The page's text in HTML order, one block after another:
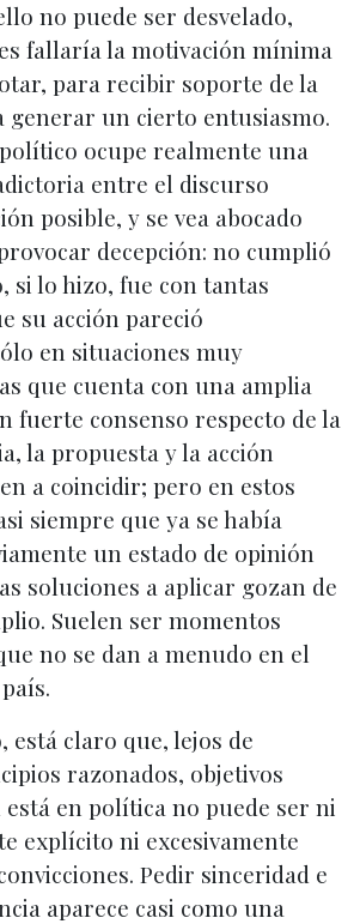
no puede ser desvelado,
fallaría la motivación mínima
para recibir soporte de la
generar un cierto entusiasmo.
ocupe realmente una
entre el discurso
posible, y se vea abocado
decepción: no cumplió
si lo hizo, fue con tantas
su acción pareció
en situaciones muy
que cuenta con una amplia
fuerte consenso respecto de la
la propuesta y la acción
a coincidir; pero en estos
siempre que ya se había
un estado de opinión
soluciones a aplicar gozan de
Suelen ser momentos
no se dan a menudo en el
está claro que, lejos de
razonados, objetivos
en política no puede ser ni
explícito ni excesivamente
Pedir sinceridad e
aparece casi como una